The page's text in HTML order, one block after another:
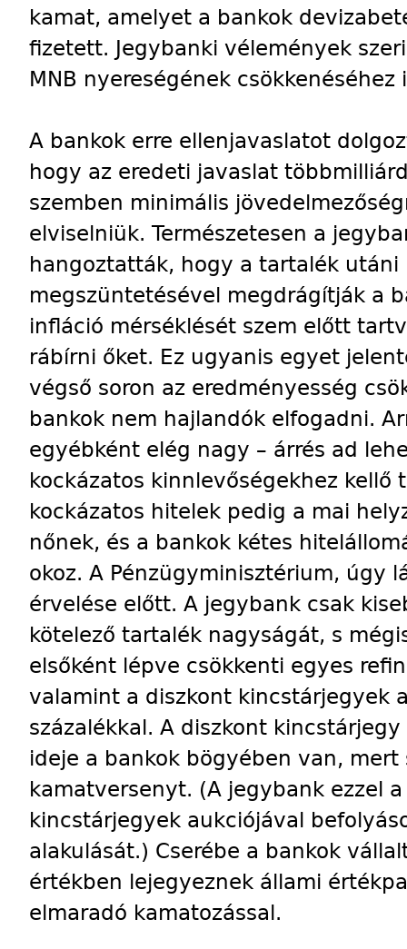
kamat, amelyet a bankok
fizetett. Jegybanki vélemények
MNB nyereségének csökkenéséhez
A bankok erre ellenjavaslatot
hogy az eredeti javaslat
szemben minimális
elviselniük. Természetesen a
hangoztatták, hogy a tartalék utáni
megszüntetésével megdrágítják a
infláció mérséklését szem előtt
rábírni őket. Ez ugyanis egyet
végső soron az eredményesség
bankok nem hajlandók elfogadni.
egyébként elég nagy – árrés ad
kockázatos kinnlevőségekhez kellő
kockázatos hitelek pedig a mai
nőnek, és a bankok kétes
okoz. A Pénzügyminisztérium, úgy
érvelése előtt. A jegybank csak
kötelező tartalék nagyságát, s
elsőként lépve csökkenti egyes
valamint a diszkont kincstárjegyek
százalékkal. A diszkont
ideje a bankok bögyében van,
kamatversenyt. (A jegybank ezzel
kincstárjegyek aukciójával
alakulását.) Cserébe a bankok
értékben lejegyeznek állami
elmaradó kamatozással.